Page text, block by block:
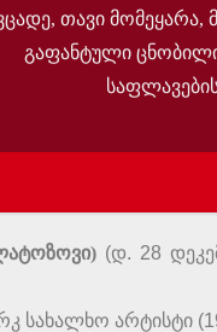
თავი
გაფანტული
(დ. 28
სახალხო არტისტი